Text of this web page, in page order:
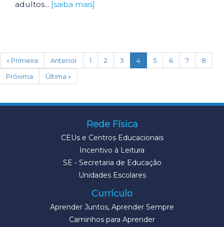
adultos... [saiba mais]
« Primeira Anterior 1 2 3 4(current)
5 6 7
8
Próxima
Última »
Rede Física
CEUs e Centros Educacionais
Incentivo à Leitura
SE - Secretaria de Educação
Unidades Escolares
Currículo
Aprender Juntos, Aprender Sempre
Caminhos para Aprender